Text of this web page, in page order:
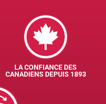
LA CONFIANCE DES
CANADIENS DEPUIS 1893